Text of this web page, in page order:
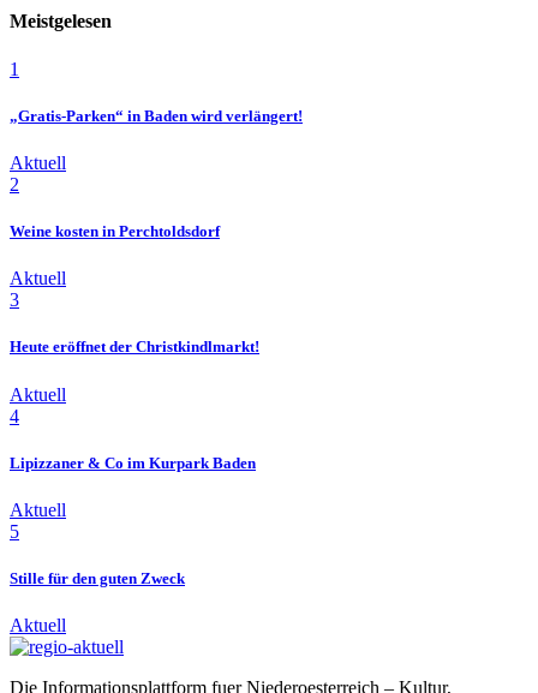
Meistgelesen
1
„Gratis-Parken“ in Baden wird verlängert!
Aktuell
2
Weine kosten in Perchtoldsdorf
Aktuell
3
Heute eröffnet der Christkindlmarkt!
Aktuell
4
Lipizzaner & Co im Kurpark Baden
Aktuell
5
Stille für den guten Zweck
Aktuell
Die Informationsplattform fuer Niederoesterreich – Kultur,